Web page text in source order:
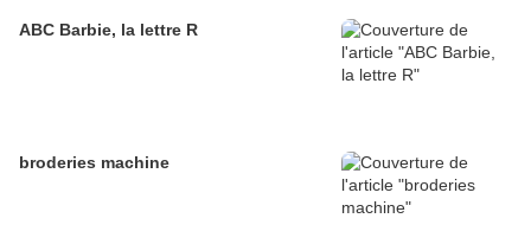
ABC Barbie, la lettre R
broderies machine